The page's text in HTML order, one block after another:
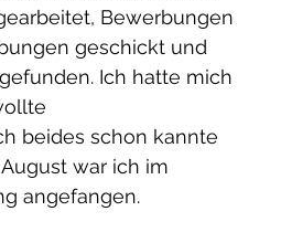
Bewerbungen
geschickt und
Ich hatte mich
beides schon kannte
war ich im
angefangen.